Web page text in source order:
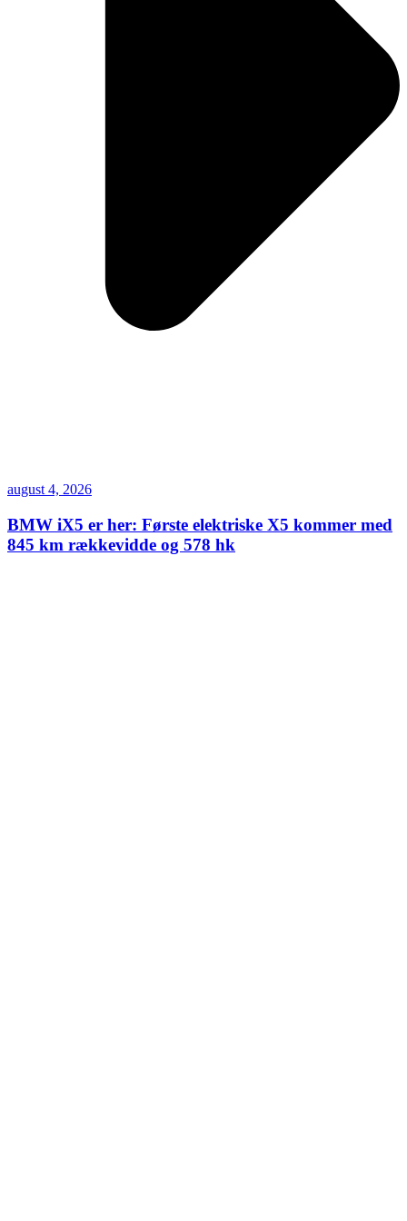
august 4, 2026
BMW iX5 er her: Første elektriske X5 kommer med
845 km rækkevidde og 578 hk